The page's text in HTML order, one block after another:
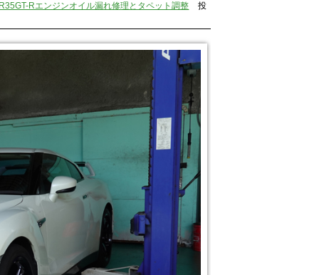
Rエンジンオイル漏れ修理とタペット調整 投